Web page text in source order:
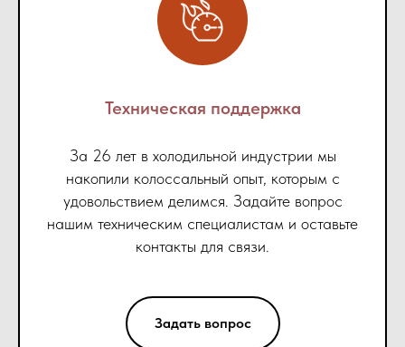
Техническая поддержка
За 26 лет в холодильной индустрии мы
накопили колоссальный опыт, которым с
удовольствием делимся. Задайте вопрос
нашим техническим специалистам и оставьте
контакты для связи.
Задать вопрос